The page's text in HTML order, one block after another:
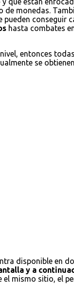
monedas.
conseguir
hasta combates
entonces
se
disponible en
y a
mismo sitio, el